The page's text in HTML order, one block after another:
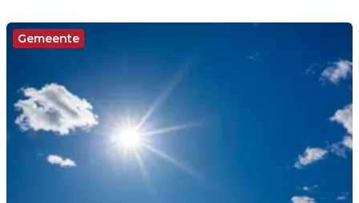
Gemeente